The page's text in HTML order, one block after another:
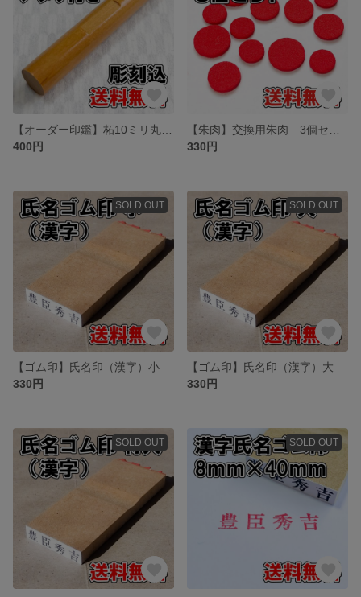
400円
330円
SOLD OUT
【ゴム印】氏名印（漢字）小
330円
SOLD OUT
【ゴム印】氏名印（漢字）大
330円
SOLD OUT SOLD OUT